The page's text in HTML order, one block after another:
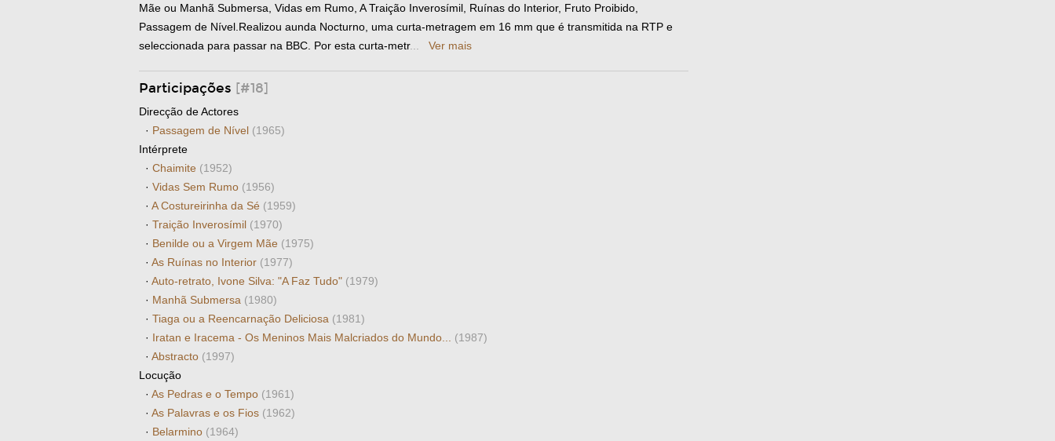
Mãe ou Manhã Submersa, Vidas em Rumo, A Traição Inverosímil, Ruínas do Interior, Fruto Proibido,
Passagem de Nível.Realizou aunda Nocturno, uma curta-metragem em 16 mm que é transmitida na RTP e
seleccionada para passar na BBC. Por esta curta-metr... Ver mais
Participações [#18]
Direcção de Actores
· Passagem de Nível (1965)
Intérprete
· Chaimite (1952)
· Vidas Sem Rumo (1956)
· A Costureirinha da Sé (1959)
· Traição Inverosímil (1970)
· Benilde ou a Virgem Mãe (1975)
· As Ruínas no Interior (1977)
· Auto-retrato, Ivone Silva: "A Faz Tudo" (1979)
· Manhã Submersa (1980)
· Tiaga ou a Reencarnação Deliciosa (1981)
· Iratan e Iracema - Os Meninos Mais Malcriados do Mundo... (1987)
· Abstracto (1997)
Locução
· As Pedras e o Tempo (1961)
· As Palavras e os Fios (1962)
· Belarmino (1964)